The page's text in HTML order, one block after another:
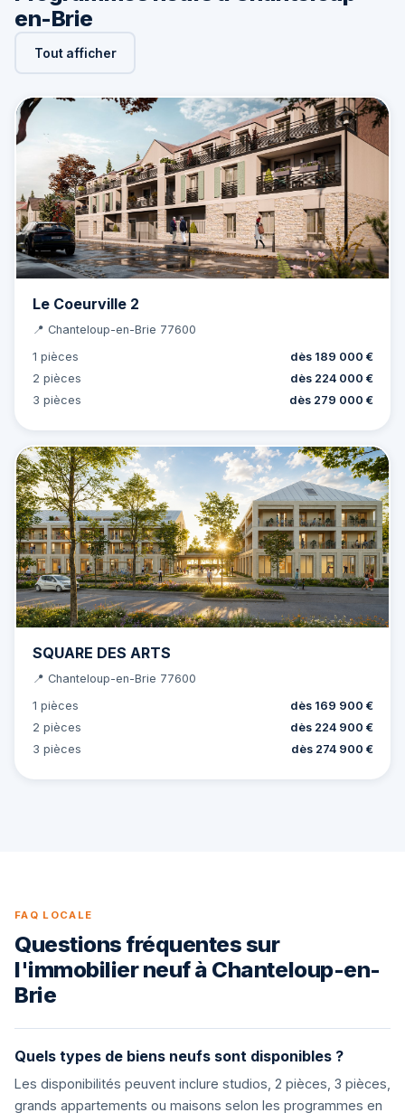
en-Brie
Tout afficher
Le Coeurville 2
📍 Chanteloup-en-Brie 77600
1 pièces
dès 189 000 €
2 pièces
dès 224 000 €
3 pièces
dès 279 000 €
SQUARE DES ARTS
📍 Chanteloup-en-Brie 77600
1 pièces
dès 169 900 €
2 pièces
dès 224 900 €
3 pièces
dès 274 900 €
FAQ LOCALE
Questions fréquentes sur
l'immobilier neuf à Chanteloup-en-
Brie
Quels types de biens neufs sont disponibles ?
Les disponibilités peuvent inclure studios, 2 pièces, 3 pièces,
grands appartements ou maisons selon les programmes en